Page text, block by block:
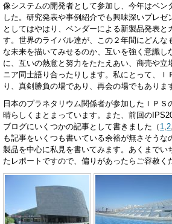
像システムの開発者として参加し、今年はベン
した。研究発表や事例紹介でも興味深いプレゼ
としてはやはり、ベンダーによる新製品発表と
す。世界のライバル達が、この２年間にどんな
な未来を描いてみせるのか、互いを強く意識し
に、互いの熱意と努力をたたえあい、商売や立
ニア同士語り合ったりします。私にとって、Ｉ
り、真剣勝負の場であり、再会の場でもありま
日本のプラネタリウム関係者が参加したＩＰＳ
晴らしくまとまっています。また、前回の
ブログにいくつかの記事として書きました（ 1,2,
も記事をいくつも書いている余裕が無さそう
製品を中心に私見を書いてみます。あくまでい
たレポートですので、偏りがあったらご容赦く